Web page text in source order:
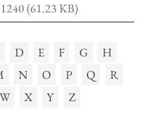
(61.23 KB)
D E F G
H
N O P Q
R
W X Y Z